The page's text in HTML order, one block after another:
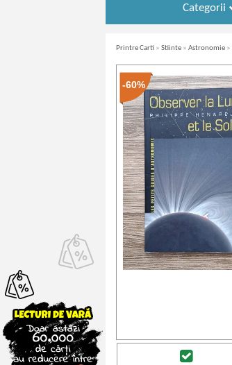
Categorii
Printre Carti » Stiinte » Astronomie »
-60%